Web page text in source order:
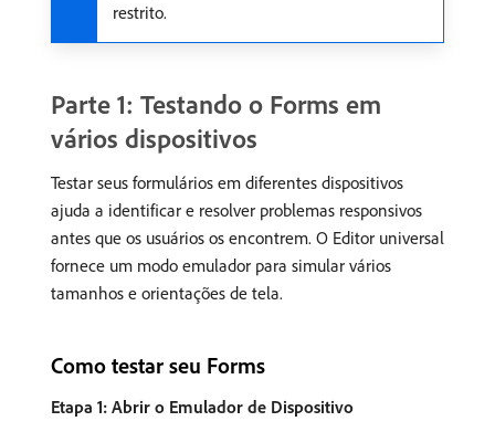
restrito.
Parte 1: Testando o Forms em
vários dispositivos
Testar seus formulários em diferentes dispositivos
ajuda a identificar e resolver problemas responsivos
antes que os usuários os encontrem. O Editor universal
fornece um modo emulador para simular vários
tamanhos e orientações de tela.
Como testar seu Forms
Etapa 1: Abrir o Emulador de Dispositivo